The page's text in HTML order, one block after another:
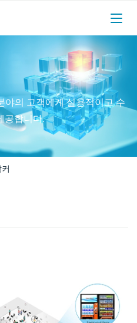
야의 고객에게 실용적이고 수
공합니다.